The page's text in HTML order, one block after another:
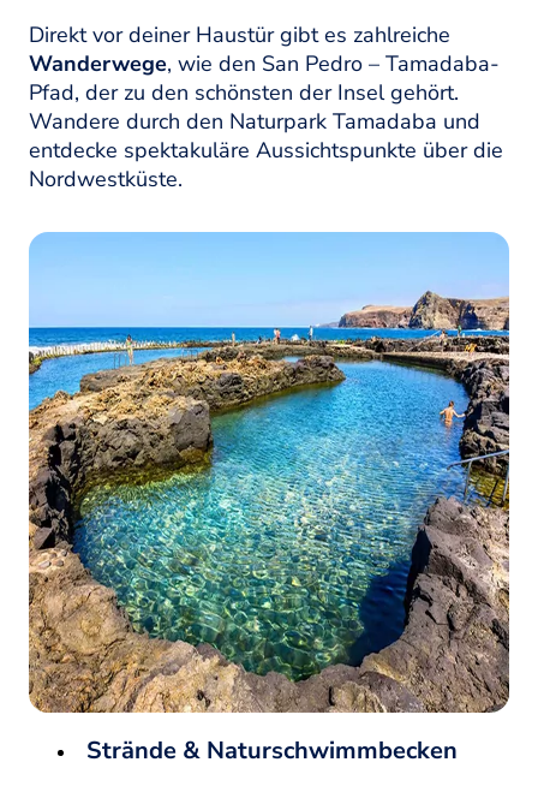
Direkt vor deiner Haustür gibt es zahlreiche
Wanderwege, wie den San Pedro – Tamadaba-
Pfad, der zu den schönsten der Insel gehört.
Wandere durch den Naturpark Tamadaba und
entdecke spektakuläre Aussichtspunkte über die
Nordwestküste.
Strände & Naturschwimmbecken